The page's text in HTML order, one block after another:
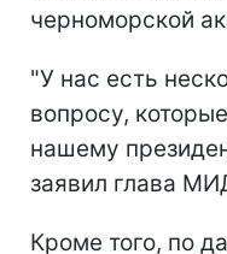
черноморской
"У нас есть
вопросу,
нашему
заявил глава
Кроме того, по